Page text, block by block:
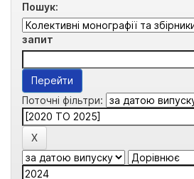
Пошук:
запит
Поточні фільтри: